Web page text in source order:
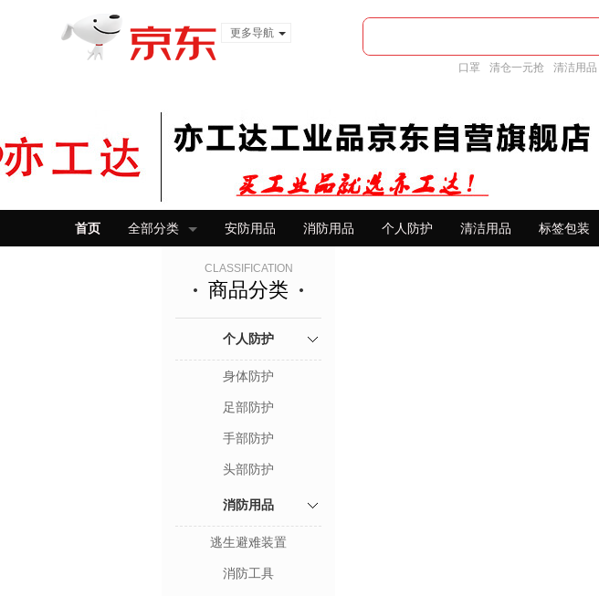
更多导航
口罩 清仓一元抢 清洁用品
首页 全部分类 安防用品 消防用品 个人防护 清洁用品 标签包装
CLASSIFICATION
商品分类
个人防护
身体防护
足部防护
手部防护
头部防护
消防用品
逃生避难装置
消防工具